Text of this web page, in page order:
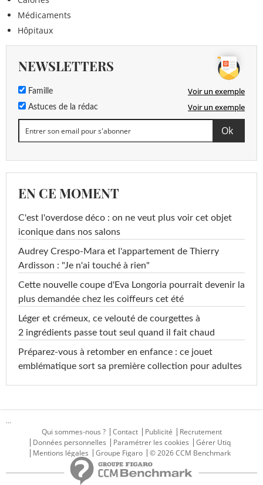
Médicaments
Hôpitaux
NEWSLETTERS
Famille Voir un exemple
Astuces de la rédac Voir un exemple
EN CE MOMENT
C'est l'overdose déco : on ne veut plus voir cet objet
iconique dans nos salons
Audrey Crespo-Mara et l'appartement de Thierry
Ardisson : "Je n'ai touché à rien"
Cette nouvelle coupe d'Eva Longoria pourrait devenir la
plus demandée chez les coiffeurs cet été
Léger et crémeux, ce velouté de courgettes à
2 ingrédients passe tout seul quand il fait chaud
Préparez-vous à retomber en enfance : ce jouet
emblématique sort sa première collection pour adultes
...
Qui sommes-nous ?
Contact Publicité
Recrutement
Données personnelles
Paramétrer les cookies
Gérer Utiq
Mentions légales
Groupe Figaro © 2026 CCM Benchmark